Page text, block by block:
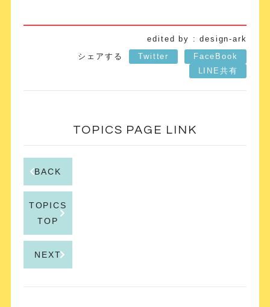
edited by : design-ark
シェアする
Twitter
FaceBook
LINE共有
TOPICS PAGE LINK
BACK
TOPICS
TOP
NEXT